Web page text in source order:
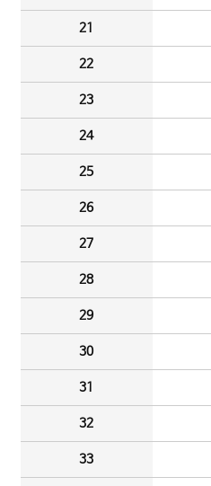
21
22
23
24
25
26
27
28
29
30
31
32
33